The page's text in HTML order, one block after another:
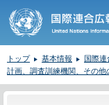
トップ 基本情報 国際
計画、調査訓練機関、その他